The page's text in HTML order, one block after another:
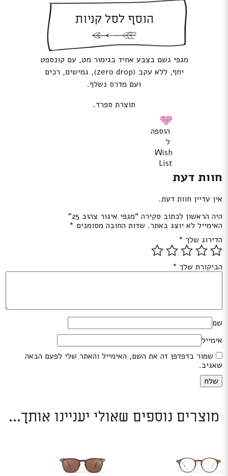
הוסף לסל קניות
מגפי גשם בצבע אחיד בגימור מט, עם קונספט
יחף, ללא עקב (zero drop), גמישים, רכים
ועם מדרס נשלף.
תוצרת ספרד.
הוספה
ל
Wish
List
חוות דעת
אין עדיין חוות דעת.
היה הראשון לכתוב סקירה “מגפי איגור צהוב 25”
האימייל לא יוצג באתר. שדות החובה מסומנים *
הדירוג שלך *
הביקורת שלך *
שם
אימייל
שמור בדפדפן זה את השם, האימייל והאתר שלי לפעם הבאה
שאגיב.
מוצרים נוספים שאולי יעניינו אותך...